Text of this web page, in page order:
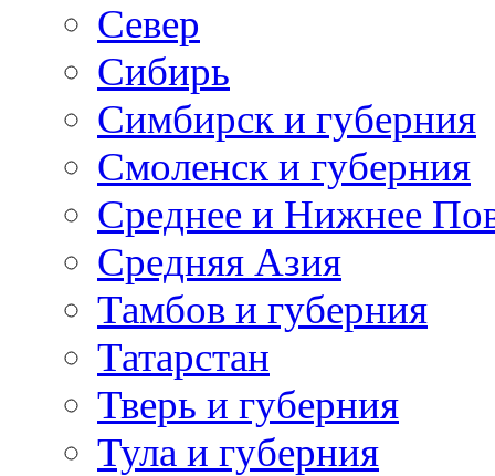
Север
Сибирь
Симбирск и губерния
Смоленск и губерния
Среднее и Нижнее
Средняя Азия
Тамбов и губерния
Татарстан
Тверь и губерния
Тула и губерния